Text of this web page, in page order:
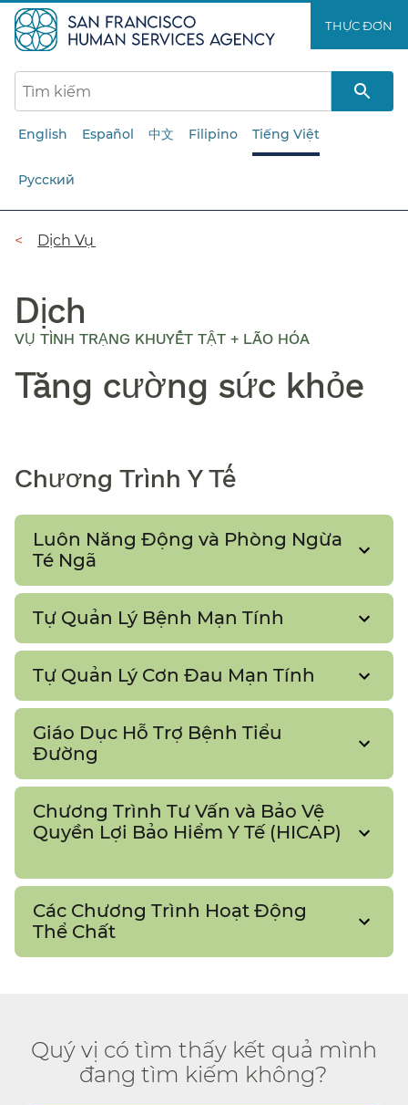
đến
nội
dung
THỰC ĐƠN​​
English Español 中文 Filipino Tiếng Việt
Русский
Đường
Dịch Vụ​​
Dịch
VỤ TÌNH TRẠNG KHUYẾT TẬT + LÃO HÓA
Tăng cường sức khỏe​​
Chương Trình Y Tế​​
Luôn Năng Động và Phòng Ngừa
Té Ngã​​
Tự Quản Lý Bệnh Mạn Tính​​
Tự Quản Lý Cơn Đau Mạn Tính​​
Giáo Dục Hỗ Trợ Bệnh Tiểu
Đường​​
Chương Trình Tư Vấn và Bảo Vệ
Quyền Lợi Bảo Hiểm Y Tế (HICAP)​​
Các Chương Trình Hoạt Động
Thể Chất​​
Quý vị có tìm thấy kết quả mình
đang tìm kiếm không?​​